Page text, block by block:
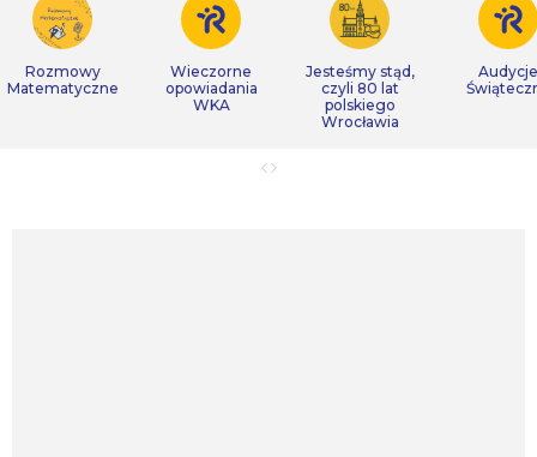
Rozmowy
Matematyczne
Wieczorne
opowiadania
WKA
Jesteśmy stąd,
czyli 80 lat
polskiego
Wrocławia
Audycje